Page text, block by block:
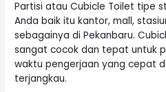
Partisi atau Cubicle Toilet tipe
Anda baik itu kantor, mall,
sebagainya di Pekanbaru.
sangat cocok dan tepat untuk
waktu pengerjaan yang cepat
terjangkau.